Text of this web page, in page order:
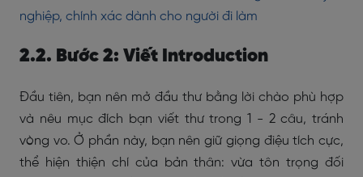
nghiệp, chính xác dành cho người đi làm
2.2. Bước 2: Viết Introduction
Đầu tiên, bạn nên mở đầu thư bằng lời chào phù hợp
và nêu mục đích bạn viết thư trong 1 - 2 câu, tránh
vòng vo. Ở phần này, bạn nên giữ giọng điệu tích cực,
thể hiện thiện chí của bản thân: vừa tôn trọng đối